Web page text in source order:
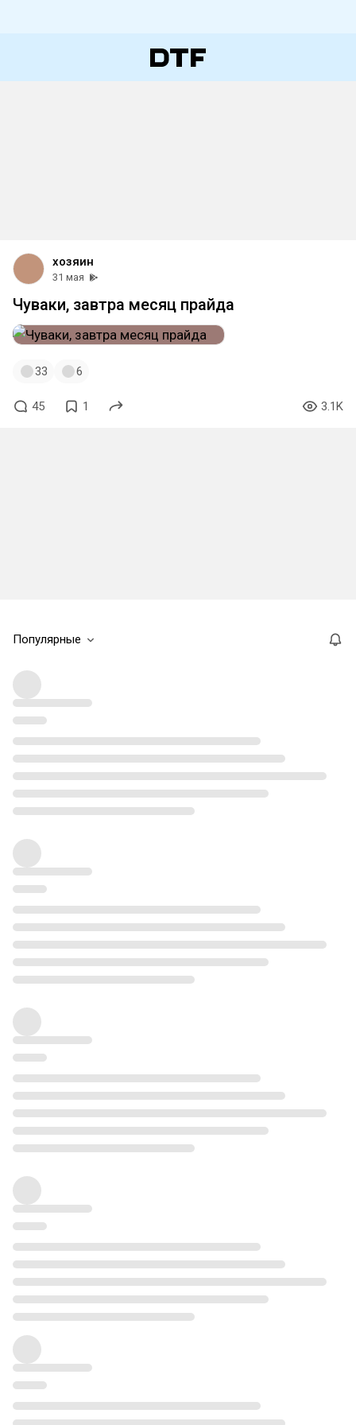
хозяин
31 мая
Чуваки, завтра месяц прайда
33 6
45 1 3.1K
Популярные